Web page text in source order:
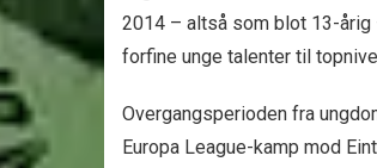
2014 – altså som blot 13-
forfine unge talenter til
Overgangsperioden fra
Europa League-kamp mod